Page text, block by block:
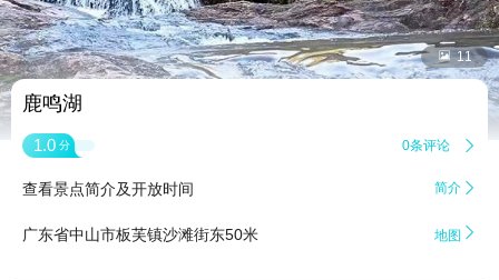
 11
鹿鸣湖
1.0 分 0条评论 
查看景点简介及开放时间 简介 
广东省中山市板芙镇沙滩街东50米 地图 